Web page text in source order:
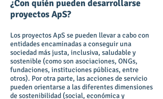
¿Con quién pueden desarrollarse
proyectos ApS?
Los proyectos ApS se pueden llevar a cabo con
entidades encaminadas a conseguir una
sociedad más justa, inclusiva, saludable y
sostenible (como son asociaciones, ONGs,
fundaciones, instituciones públicas, entre
otros). Por otra parte, las acciones de servicio
pueden orientarse a las diferentes dimensiones
de sostenibilidad (social, económica y